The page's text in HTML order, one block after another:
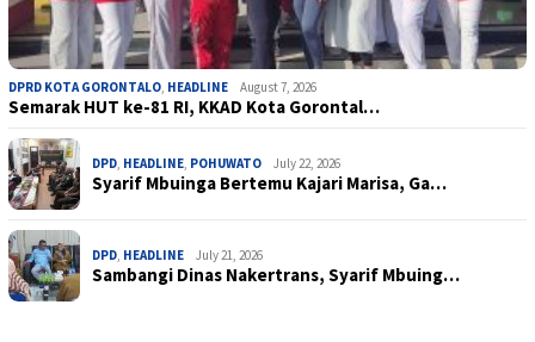
DPRD KOTA GORONTALO, HEADLINE August 7, 2026
Semarak HUT ke-81 RI, KKAD Kota Gorontal…
DPD, HEADLINE, POHUWATO July 22, 2026
Syarif Mbuinga Bertemu Kajari Marisa, Ga…
DPD, HEADLINE July 21, 2026
Sambangi Dinas Nakertrans, Syarif Mbuing…